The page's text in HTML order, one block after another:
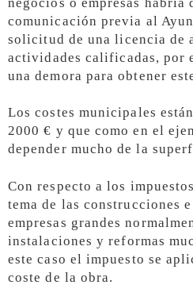
comunicación previa al
solicitud de una licencia de
actividades calificadas, por
una demora para obtener
Los costes municipales
2000 € y que como en el
depender mucho de la
Con respecto a los
tema de las construcciones
empresas grandes
instalaciones y reformas
este caso el impuesto se
coste de la obra.